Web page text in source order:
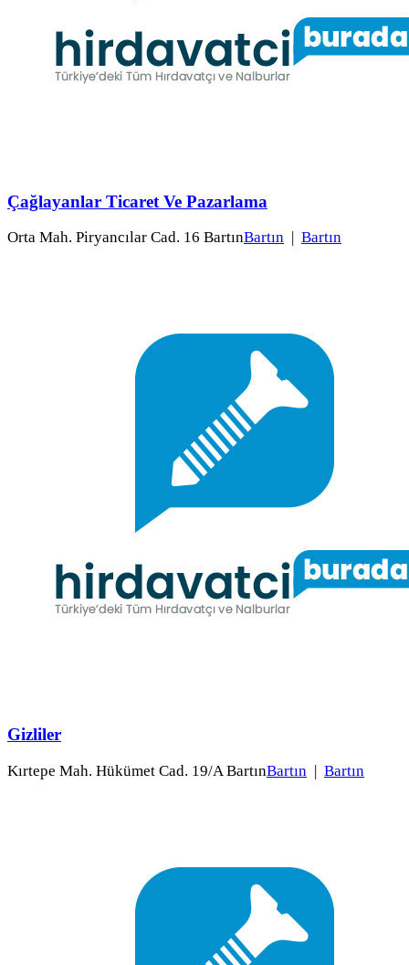
Çağlayanlar Ticaret Ve Pazarlama
Orta Mah. Piryancılar Cad. 16 BartınBartın Bartın
Gizliler
Kırtepe Mah. Hükümet Cad. 19/A BartınBartın | Bartın